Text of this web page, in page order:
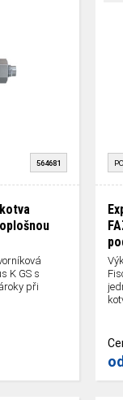
564681
K GS s
při
od